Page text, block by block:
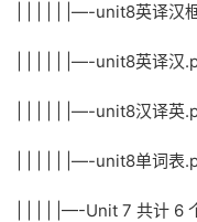
| | | | | |—-unit8英译汉
| | | | | |—-unit8英译汉
| | | | | |—-unit8汉译英
| | | | | |—-unit8单词表
| | | | |—-Unit 7 共计 6